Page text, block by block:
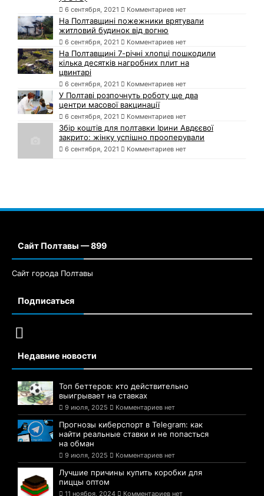
6 сентября, 2021 Комментариев нет
На Полтавщині пожежники врятували
житловий будинок від вогню
6 сентября, 2021 Комментариев нет
На Полтавщині 7-річні хлопці пошкодили
кілька десятків нагробних плит на
цвинтарі
6 сентября, 2021 Комментариев нет
У Полтаві розпочнуть роботу ще два
центри масової вакцинації
6 сентября, 2021 Комментариев нет
Збір коштів для полтавки Ірини Авдєєвої
закрито: жінку успішно прооперували
6 сентября, 2021 Комментариев нет
Сайт Полтавы — 899
Сайт города Полтавы
Подписаться
Недавние новости
Топ беттеров: кто действительно
выигрывает на ставках
9 июля, 2025 Комментариев нет
Прогнозы киберспорт в Telegram: как
найти реальные ставки и не попасться
на обман
9 июля, 2025 Комментариев нет
Лучшие причины купить коробки для
пиццы оптом
11 ноября, 2024 Комментариев нет